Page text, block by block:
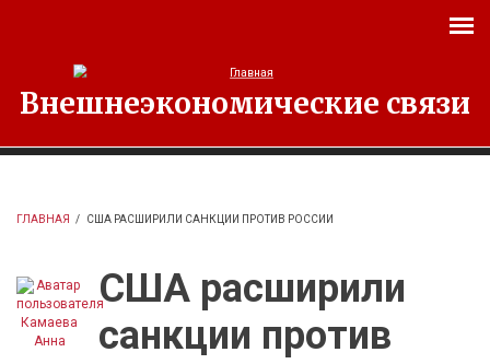
Внешнеэкономические связи
ГЛАВНАЯ / США РАСШИРИЛИ САНКЦИИ ПРОТИВ РОССИИ
США расширили
санкции против